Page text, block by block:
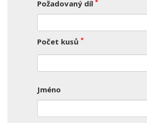
Požadovaný díl
Počet kusů *
Jméno